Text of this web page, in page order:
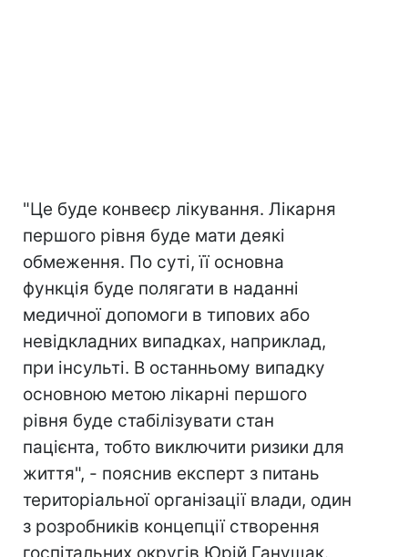
"Це буде конвеєр лікування. Лікарня
першого рівня буде мати деякі
обмеження. По суті, її основна
функція буде полягати в наданні
медичної допомоги в типових або
невідкладних випадках, наприклад,
при інсульті. В останньому випадку
основною метою лікарні першого
рівня буде стабілізувати стан
пацієнта, тобто виключити ризики для
життя", - пояснив експерт з питань
територіальної організації влади, один
з розробників концепції створення